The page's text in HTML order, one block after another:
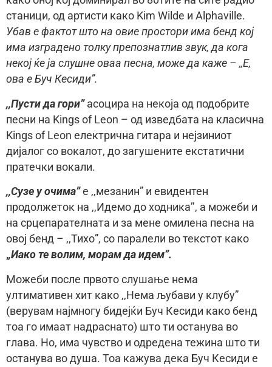
станици, од артисти како Kim Wilde и Alphaville.
Убав е фактот што на овие простори има бенд кој
има изградено толку препознатлив звук, да кога
некој ќе ја слушне оваа песна, може да каже – ,,Е,
ова е Буч Кесиди”.
,,Пусти да гори”асоцира на некоја од подобрите
песни на Kings of Leon – од изведбата на класична
Kings of Leon eлектрична гитара и нејзиниот
дијалог со вокалот, до загушените eкстатични
пратечки вокали.
,,Сузе у очима”е ,,мезанин” и евидентен
продолжеток на ,,Идемо до ходника’’, а можеби и
на срцепарателната и за мене омилена песна на
овој бенд – ,,Тихо”, со паралели во текстот како
,,Иако те волим, морам да идем”.
Можеби после првото слушање нема
ултимативен хит како ,,Нема љубави у клубу”
(верувам најмногу бидејќи Буч Кесиди како бенд
тоа го имаат надраснато) што ти останува во
глава. Но, има чувство и одредена тежина што ти
останува во душа. Тоа кажува дека Буч Кесиди е